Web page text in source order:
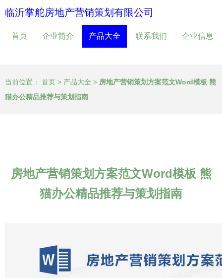
临沂掌舵房地产营销策划有限公司
首页 企业简介 产品大全 联系我们 企业信息
当前位置： 首页 > 产品大全 > 房地产营销策划方案范文Word模板 熊
猫办公精品推荐与策划指南
房地产营销策划方案范文Word模板 熊
猫办公精品推荐与策划指南